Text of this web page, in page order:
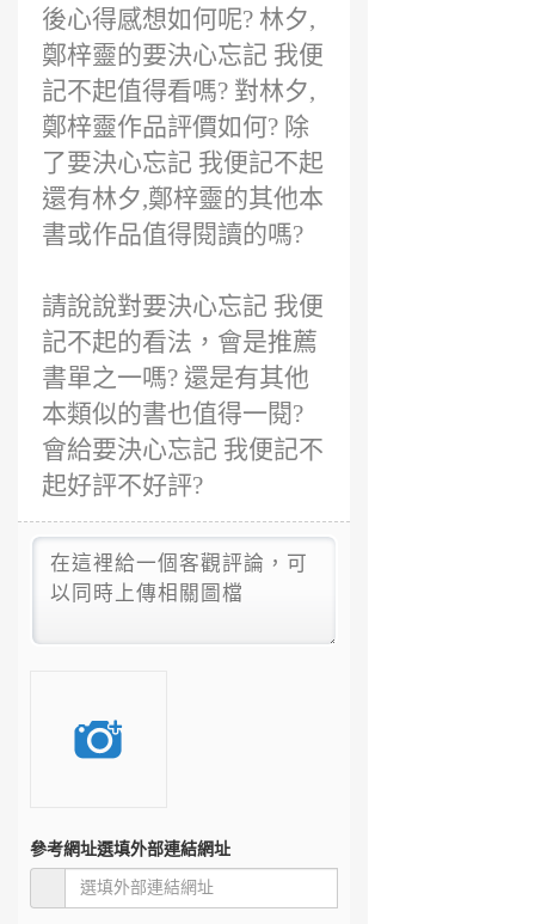
後心得感想如何呢? 林夕,
鄭梓靈的要決心忘記 我便
記不起值得看嗎? 對林夕,
鄭梓靈作品評價如何? 除
了要決心忘記 我便記不起
還有林夕,鄭梓靈的其他本
書或作品值得閱讀的嗎?
請說說對要決心忘記 我便
記不起的看法，會是推薦
書單之一嗎? 還是有其他
本類似的書也值得一閱?
會給要決心忘記 我便記不
起好評不好評?
參考網址選填外部連結網址